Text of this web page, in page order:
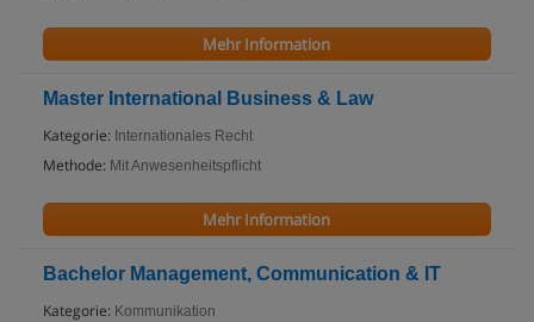
Mehr Information
Master International Business & Law
Kategorie: Internationales Recht
Methode: Mit Anwesenheitspflicht
Mehr Information
Bachelor Management, Communication & IT
Kategorie: Kommunikation